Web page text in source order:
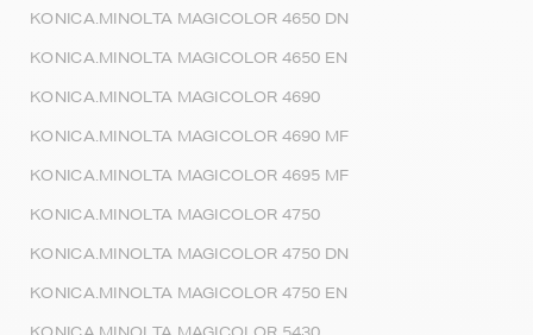
KONICA.MINOLTA MAGICOLOR 4650 DN
KONICA.MINOLTA MAGICOLOR 4650 EN
KONICA.MINOLTA MAGICOLOR 4690
KONICA.MINOLTA MAGICOLOR 4690 MF
KONICA.MINOLTA MAGICOLOR 4695 MF
KONICA.MINOLTA MAGICOLOR 4750
KONICA.MINOLTA MAGICOLOR 4750 DN
KONICA.MINOLTA MAGICOLOR 4750 EN